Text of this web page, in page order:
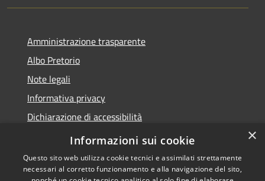
Amministrazione trasparente
Albo Pretorio
Note legali
Informativa privacy
Dichiarazione di accessibilità
Obiettivi di accessibilità
×
Informazioni sui cookie
Questo sito web utilizza cookie tecnici e assimilati strettamente
necessari al corretto funzionamento e alla navigazione del sito,